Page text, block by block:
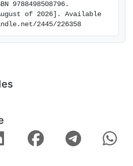
9788498508796.
of 2026]. Available
2445/226358